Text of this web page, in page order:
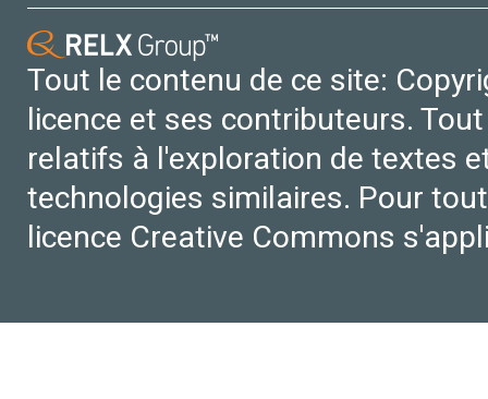
Tout le contenu de ce site:
licence et ses contributeurs.
relatifs à l'exploration de textes
technologies similaires. Pour
licence Creative Commons